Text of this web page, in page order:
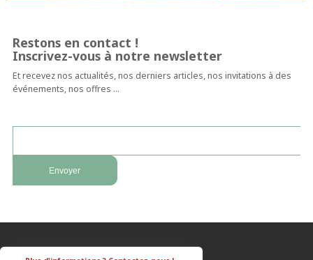
Restons en contact !
Inscrivez-vous à notre newsletter
Et recevez nos actualités, nos derniers articles, nos invitations à des
événements, nos offres …